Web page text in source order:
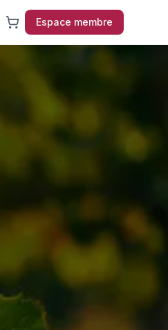
Espace membre